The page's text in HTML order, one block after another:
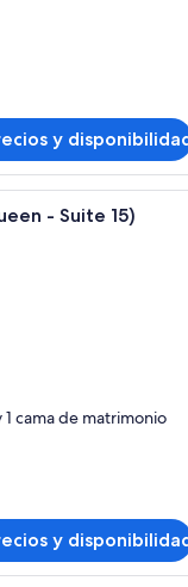
y
dormitorio con una cama
- Suite 15)
cama de matrimonio
y